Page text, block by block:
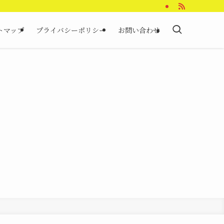
マップ プライバシーポリシー お問い合わせ